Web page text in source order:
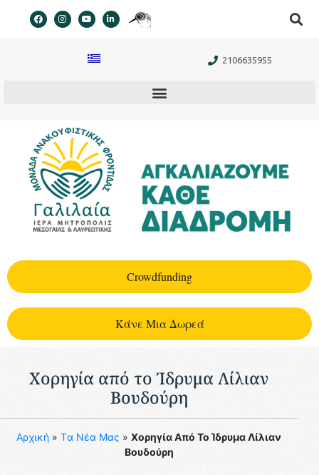
περιεχόμενο
2106635955
Crowdfunding
Kάνε Μια Δωρεά
Χορηγία από το Ίδρυμα Λίλιαν
Βουδούρη
Aρχική » Tα Νέα Μας » Χορηγία Από Το Ίδρυμα Λίλιαν
Βουδούρη